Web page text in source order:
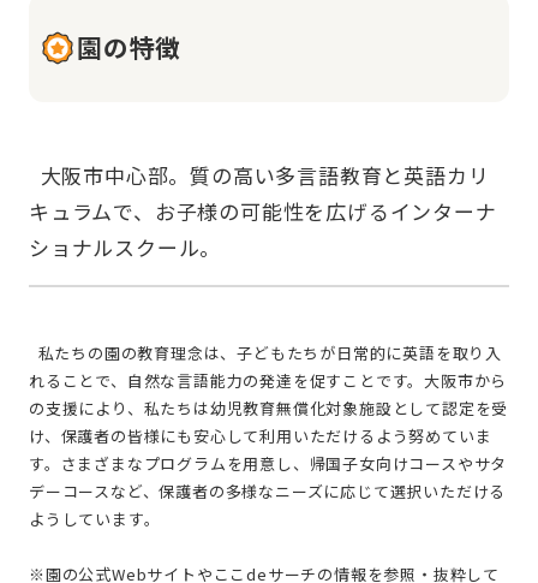
園の特徴
キュラムで、お子様の可能性を広げるインターナ
れることで、自然な言語能力の発達を促すことです。大阪市から
の支援により、私たちは幼児教育無償化対象施設として認定を受
け、保護者の皆様にも安心して利用いただけるよう努めていま
す。さまざまなプログラムを用意し、帰国子女向けコースやサタ
デーコースなど、保護者の多様なニーズに応じて選択いただける
ようしています。
※園の公式Webサイトやここdeサーチの情報を参照・抜粋して